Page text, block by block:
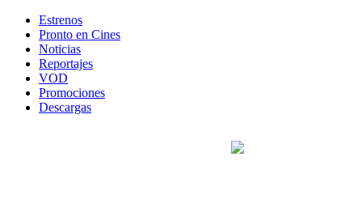
Estrenos
Pronto en Cines
Noticias
Reportajes
VOD
Promociones
Descargas